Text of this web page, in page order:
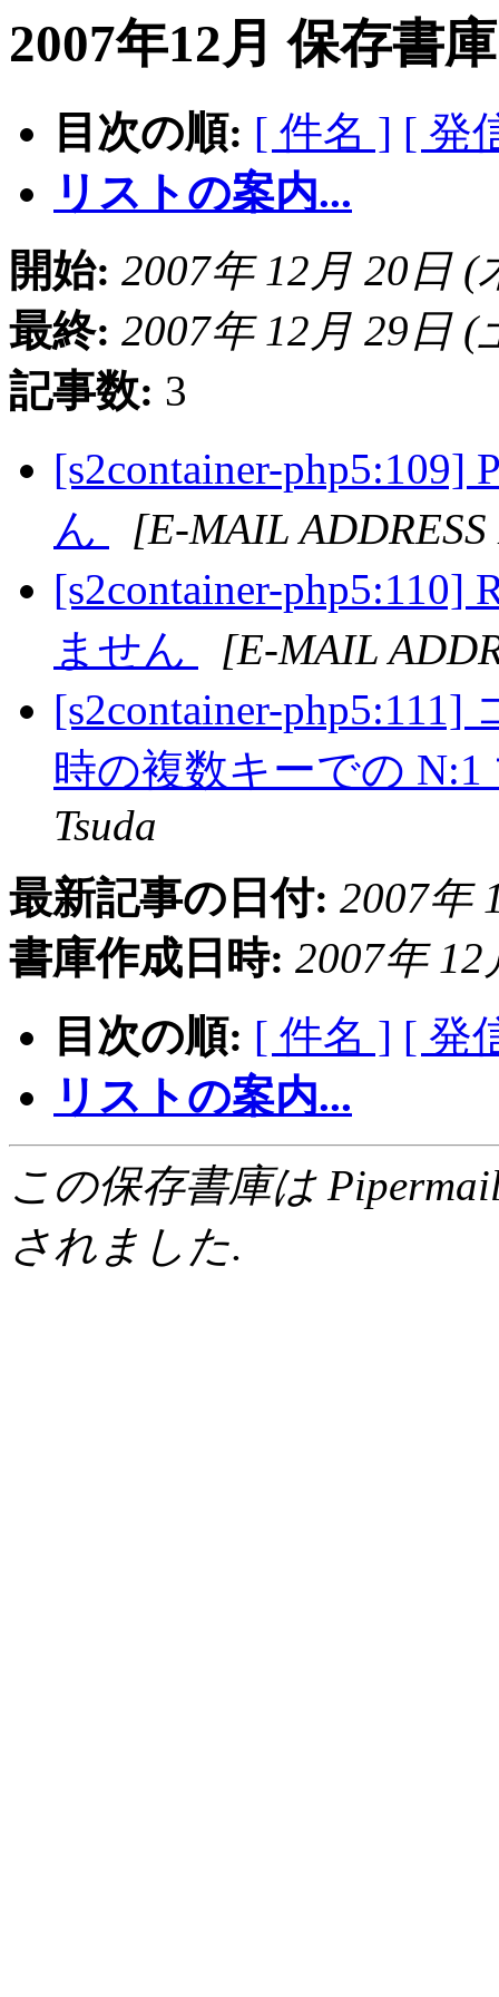
2007年12月 保存書
目次の順: [ 件名 ] [ 発
リストの案内...
開始: 2007年 12月 20日 (
最終: 2007年 12月 29日 (
記事数: 3
[s2container-
ん
[E-MAIL
[s2container-
ません
[E-MAIL
[s2container-
時の複数キーでの
Tsuda
最新記事の日付: 2007年
書庫作成日時: 2007年 12
目次の順: [ 件名 ] [ 発
リストの案内...
この保存書庫は
されました.